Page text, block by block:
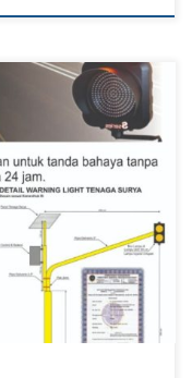
Harga Warning
Light Polres
Light di Jalan
Lamongan akan
Jalan Lamongan –
Kec. Deket. Kanit